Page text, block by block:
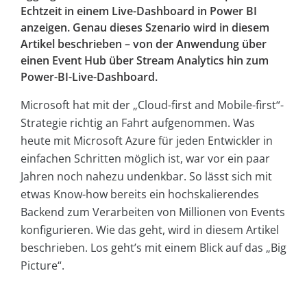
Echtzeit in einem Live-Dashboard in Power BI
anzeigen. Genau dieses Szenario wird in diesem
Artikel beschrieben – von der Anwendung über
einen Event Hub über Stream Analytics hin zum
Power-BI-Live-Dashboard.
Microsoft hat mit der „Cloud-first and Mobile-first“-
Strategie richtig an Fahrt aufgenommen. Was
heute mit Microsoft Azure für jeden Entwickler in
einfachen Schritten möglich ist, war vor ein paar
Jahren noch nahezu undenkbar. So lässt sich mit
etwas Know-how bereits ein hochskalierendes
Backend zum Verarbeiten von Millionen von Events
konfigurieren. Wie das geht, wird in diesem Artikel
beschrieben. Los geht’s mit einem Blick auf das „Big
Picture“.